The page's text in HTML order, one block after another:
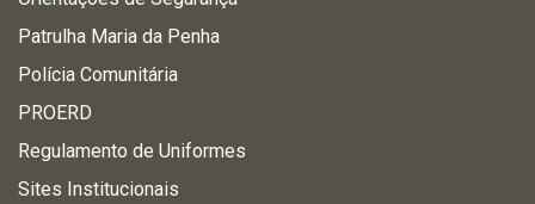
Patrulha Maria da Penha
Polícia Comunitária
PROERD
Regulamento de Uniformes
Sites Institucionais